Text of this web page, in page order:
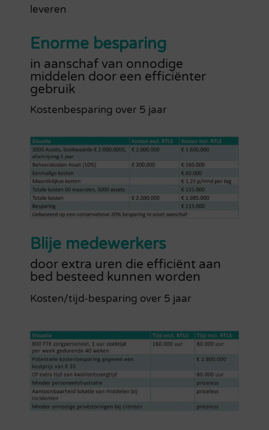
leveren
Enorme besparing
in aanschaf van onnodige
middelen door een efficiënter
gebruik
Kostenbesparing over 5 jaar
Blije medewerkers
door extra uren die efficiënt aan
bed besteed kunnen worden
Kosten/tijd-besparing over 5 jaar